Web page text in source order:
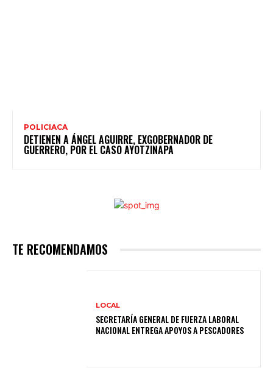
POLICIACA
DETIENEN A ÁNGEL AGUIRRE, EXGOBERNADOR DE
GUERRERO, POR EL CASO AYOTZINAPA
TE RECOMENDAMOS
LOCAL
SECRETARÍA GENERAL DE FUERZA LABORAL
NACIONAL ENTREGA APOYOS A PESCADORES